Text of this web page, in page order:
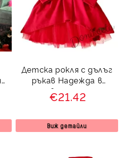
Детска рокля с дълъг
ръкав Надежда в
червено с тюл
€21.42
Виж детайли